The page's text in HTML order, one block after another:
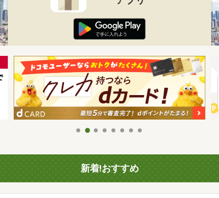
新着!おすすめ